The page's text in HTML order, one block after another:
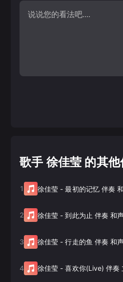
歌手 徐佳莹 的其
1 徐佳莹 -最初的记忆 伴奏
2 徐佳莹 -到此为止 伴奏 和
3 徐佳莹 -行走的鱼 伴奏 和
4 徐佳莹 -喜欢你(Live) 伴奏